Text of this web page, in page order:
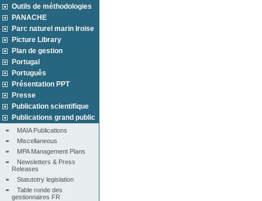
Outils de méthodologies
PANACHE
Parc naturel marin Iroise
Picture Library
Plan de gestion
Portugal
Português
Présentation PPT
Presse
Publication scientifique
Publications grand public
MAIA Publications
Miscellaneous
MPA Management Plans
Newsletters & Press
Releases
Statutotry legislation
Table ronde des
gestionnaires FR